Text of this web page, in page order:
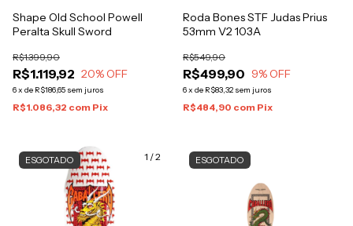
Shape Old School Powell
Peralta Skull Sword
R$1.119,92
R$1.399,90
20% OFF
6x de R$186,65 sem juros
R$1.086,32 com Pix
Roda Bones STF Judas Prius
53mm V2 103A
R$499,90
R$549,90
9% OFF
6x de R$83,32 sem juros
R$484,90 com Pix
1 /2
ESGOTADO ESGOTADO